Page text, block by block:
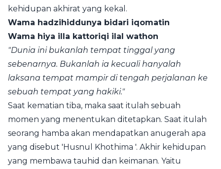
kehidupan akhirat yang kekal.
Wama hadzihiddunya bidari iqomatin
Wama hiya illa kattoriqi ilal wathon
"Dunia ini bukanlah tempat tinggal yang
sebenarnya. Bukanlah ia kecuali hanyalah
laksana tempat mampir di tengah perjalanan ke
sebuah tempat yang hakiki."
Saat kematian tiba, maka saat itulah sebuah
momen yang menentukan ditetapkan. Saat itulah
seorang hamba akan mendapatkan anugerah apa
yang disebut 'Husnul Khothima '. Akhir kehidupan
yang membawa tauhid dan keimanan. Yaitu